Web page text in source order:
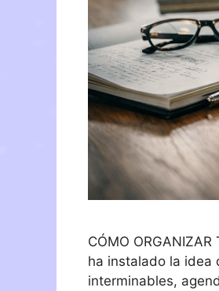
CÓMO
ha instalado la idea
interminables,